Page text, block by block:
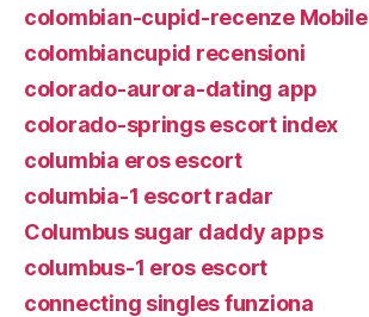
colombian-cupid-recenze Mobile
colombiancupid recensioni
colorado-aurora-dating app
colorado-springs escort index
columbia eros escort
columbia-1 escort radar
Columbus sugar daddy apps
columbus-1 eros escort
connecting singles funziona